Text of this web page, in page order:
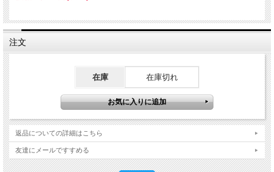
注文
在庫 在庫切れ
返品についての詳細はこちら
友達にメールですすめる